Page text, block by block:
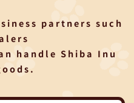
partners such
handle Shiba Inu